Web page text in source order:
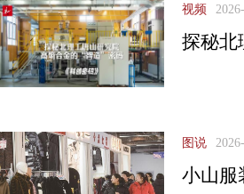
视频
探秘北
图说
小山服